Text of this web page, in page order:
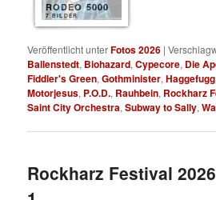
RODEO 5000
7 BILDER
Veröffentlicht unterFotos 2026 |
Ballenstedt, Biohazard,Cypecore, Die
Fiddler's Green,Gothminister,Haggefugg
Motorjesus, P.O.D., Rauhbein, Rockharz
Saint City Orchestra,Subway to Sally,
Rockharz Festival